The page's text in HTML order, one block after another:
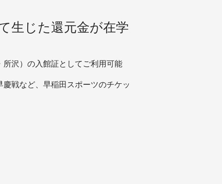
生じた還元金が在学
沢）の入館証としてご利用可能
戦など、早稲田スポーツのチケッ